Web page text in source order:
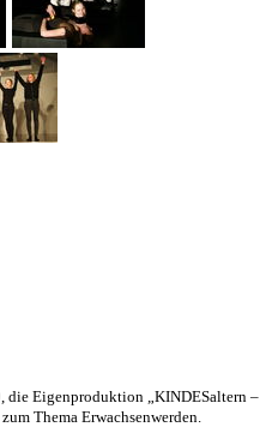
die Eigenproduktion „KINDESaltern –
Thema Erwachsenwerden.